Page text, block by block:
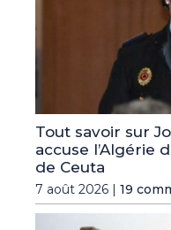
Tout savoir sur
accuse l’Algérie
de Ceuta
7 août 2026 | 19